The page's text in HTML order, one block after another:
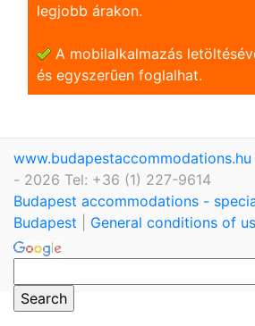
legjobb árakon.
A mobilalkalmazás
és egyszerũen foglalhat.
www.budapestaccommodations.hu
- 2026 Tel: +36 (1) 227-9614
Budapest accommodations -
Budapest
General conditions of